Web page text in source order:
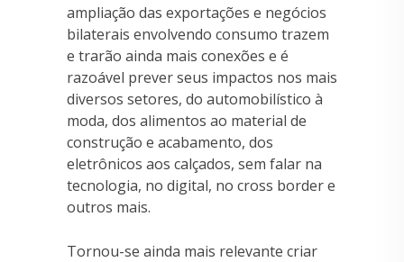
ampliação das exportações e negócios
bilaterais envolvendo consumo trazem
e trarão ainda mais conexões e é
razoável prever seus impactos nos mais
diversos setores, do automobilístico à
moda, dos alimentos ao material de
construção e acabamento, dos
eletrônicos aos calçados, sem falar na
tecnologia, no digital, no cross border e
outros mais.
Tornou-se ainda mais relevante criar